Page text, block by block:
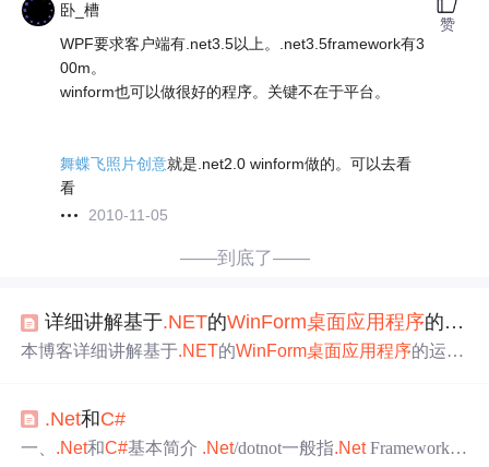
卧_槽
WPF要求客户端有.net3.5以上。.net3.5framework有3
00m。
winform也可以做很好的程序。关键不在于平台。
舞蝶飞照片创意就是.net2.0 winform做的。可以去看
看
2010-11-05
赞
——到底了——
详细讲解基于.NET的WinForm桌面应用程序的运行过程和代码原理-
本博客详细讲解基于.NET的WinForm桌面应用程序的运行
以一个例程，讲解
了解
WinForm。 具体而言，VS 把Winform封装的很好，
.Net和C#
一、 .Net和C#基本简介 .Net/dotnot一般指.NetFramework框